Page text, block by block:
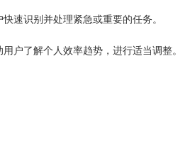
速识别并处理紧急或重要的任务。
户了解个人效率趋势，进行适当调整。